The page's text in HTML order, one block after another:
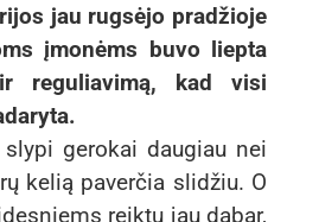
jau rugsėjo pradžioje
įmonėms buvo liepta
reguliavimą, kad visi
gerokai daugiau nei
kelią paverčia slidžiu. O
reiktų jau dabar,